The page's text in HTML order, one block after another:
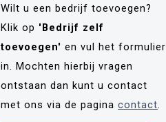
Wilt u een bedrijf toevoegen?
Klik op 'Bedrijf zelf
toevoegen' en vul het formulier
in. Mochten hierbij vragen
ontstaan dan kunt u contact
met ons via de pagina contact.